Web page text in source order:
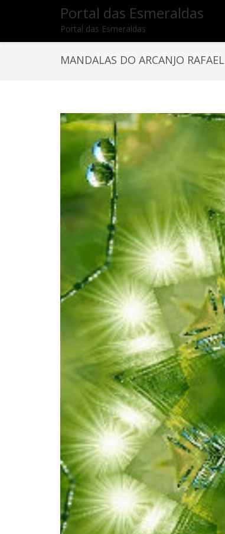
Portal das Esmeraldas
Portal das Esmeraldas
MANDALAS DO ARCANJO RAFAEL